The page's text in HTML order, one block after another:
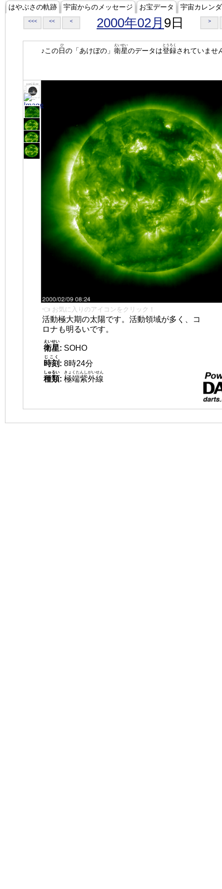
はやぶさの軌跡 宇宙からのメッセージ お宝データ 宇宙カレン
<<< << < 2000年02月 9日 >
♪この日
ひ
の「あけぼの」 衛星
えいせい
のデータは登録
とうろく
されていませ
👈 お気に入りのアイコンをクリック！
活動極大期の太陽です。活動領域が多く、コ
ロナも明るいです。
衛星
えいせい
: SOHO
時刻
じこく
: 8時24分
種類
しゅるい
: 極端紫外線
きょくたんしがいせん